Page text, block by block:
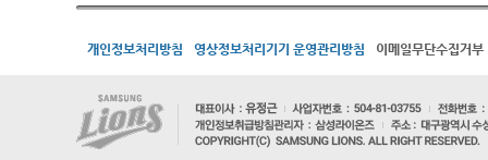
개인정보처리방침 영상정보처리기기 운영관리방침 이메일무단수집거부